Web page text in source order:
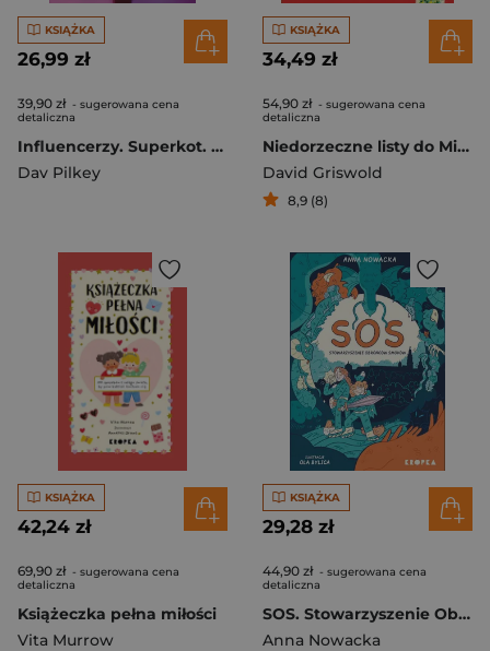
KSIĄŻKA
26,99 zł
39,90 zł - sugerowana cena
detaliczna
Influencerzy. Superkot. Klub komiksowy. Tom 5
Dav Pilkey
KSIĄŻKA
34,49 zł
54,90 zł - sugerowana cena
detaliczna
Niedorzeczne listy do Mikołaja
David Griswold
8,9 (8)
KSIĄŻKA
42,24 zł
69,90 zł - sugerowana cena
detaliczna
Książeczka pełna miłości
Vita Murrow
KSIĄŻKA
29,28 zł
44,90 zł - sugerowana cena
detaliczna
SOS. Stowarzyszenie Obrońców Smoków
Anna Nowacka